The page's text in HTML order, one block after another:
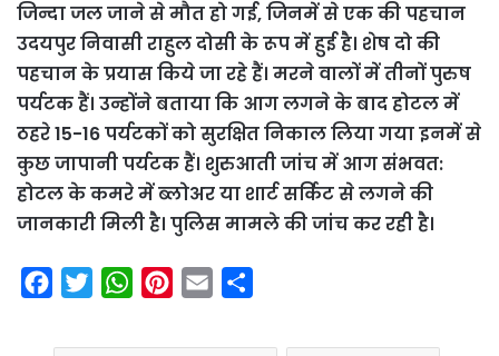
जिन्दा जल जाने से मौत हो गई, जिनमें से एक की पहचान
उदयपुर निवासी राहुल दोसी के रूप में हुई है। शेष दो की
पहचान के प्रयास किये जा रहे हैं। मरने वालों में तीनों पुरुष
पर्यटक हैं। उन्होंने बताया कि आग लगने के बाद होटल में
ठहरे 15-16 पर्यटकों को सुरक्षित निकाल लिया गया इनमें से
कुछ जापानी पर्यटक हैं। शुरुआती जांच में आग संभवत:
होटल के कमरे में ब्लोअर या शार्ट सर्किट से लगने की
जानकारी मिली है। पुलिस मामले की जांच कर रही है।
c
i
W
a
n
a
a